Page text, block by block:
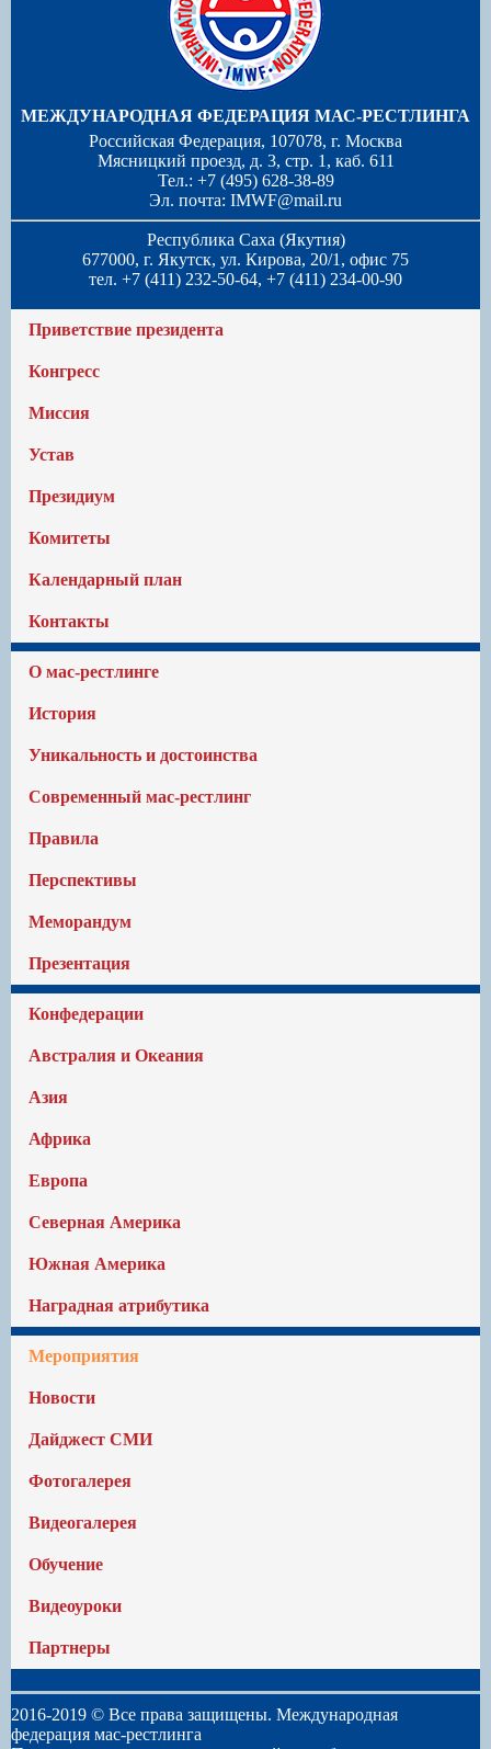
МЕЖДУНАРОДНАЯ ФЕДЕРАЦИЯ МАС-РЕСТЛИНГА
Российская Федерация, 107078, г. Москва
Мясницкий проезд, д. 3, стр. 1, каб. 611
Тел.: +7 (495) 628-38-89
Эл. почта: IMWF@mail.ru
Республика Саха (Якутия)
677000, г. Якутск, ул. Кирова, 20/1, офис 75
тел. +7 (411) 232-50-64, +7 (411) 234-00-90
Приветствие президента
Конгресс
Миссия
Устав
Президиум
Комитеты
Календарный план
Контакты
О мас-рестлинге
История
Уникальность и достоинства
Современный мас-рестлинг
Правила
Перспективы
Меморандум
Презентация
Конфедерации
Австралия и Океания
Азия
Африка
Европа
Северная Америка
Южная Америка
Наградная атрибутика
Мероприятия
Новости
Дайджест СМИ
Фотогалерея
Видеогалерея
Обучение
Видеоуроки
Партнеры
2016-2019 © Все права защищены. Международная
федерация мас-рестлинга